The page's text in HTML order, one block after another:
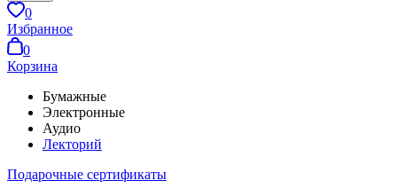
0
Избранное
0
Корзина
Бумажные
Электронные
Аудио
Лекторий
Подарочные сертификаты